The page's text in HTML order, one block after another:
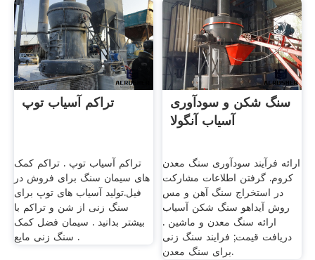
تراکم آسیاب توپ
تراکم آسیاب توپ . تراکم کمک
های سیمان سنگ برای فروش در
فیل.تولید آسیاب های توپ برای
سنگ زنی از شن و تراکم با
بیشتر بدانید . سیمان فضل کمک
سنگ زنی مایع .
سنگ شکن و سودآوری
آسیاب آنگولا
ارائه فرآیند سودآوری سنگ معدن
کروم. گرفتن اطلاعات مشارکت
در استخراج سنگ آهن و مس
روش آیداهو سنگ شکن آسیاب
ارائه سنگ معدن و ماشین .
دریافت قیمت; فرایند سنگ زنی
برای سنگ معدن.